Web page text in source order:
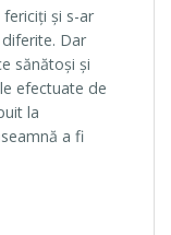
și s-ar
Dar
sănătoși și
efectuate de
la
a fi